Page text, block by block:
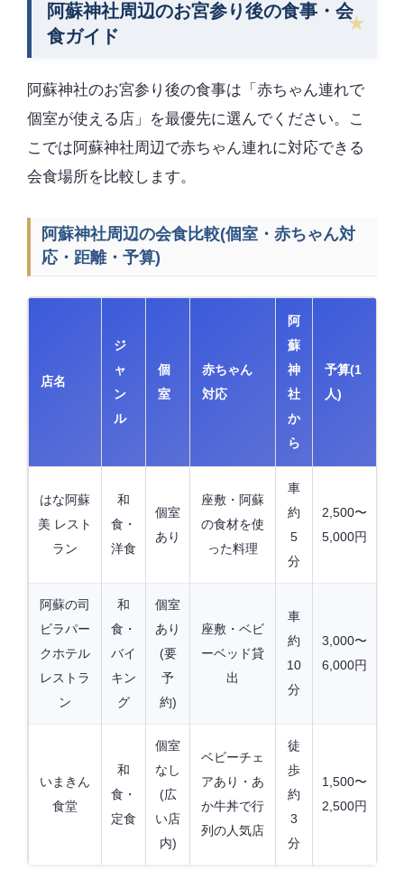
阿蘇神社周辺のお宮参り後の食事・会
食ガイド
阿蘇神社のお宮参り後の食事は「赤ちゃん連れで
個室が使える店」を最優先に選んでください。こ
こでは阿蘇神社周辺で赤ちゃん連れに対応できる
会食場所を比較します。
阿蘇神社周辺の会食比較(個室・赤ちゃん対
応・距離・予算)
店名
ジ
ャ
ン
ル
個
室
赤ちゃん
対応
阿
蘇
神
社
か
ら
予算(1
人)
はな阿蘇
美 レスト
ラン
和
食・
洋食
個室
あり
座敷・阿蘇
の食材を使
った料理
車
約
5
分
2,500〜
5,000円
阿蘇の司
ビラパー
クホテル
レストラ
ン
和
食・
バイ
キン
グ
個室
あり
(要
予
約)
座敷・ベビ
ーベッド貸
出
車
約
10
分
3,000〜
6,000円
いまきん
食堂
和
食・
定食
個室
なし
(広
い店
内)
ベビーチェ
アあり・あ
か牛丼で行
列の人気店
徒
歩
約
3
分
1,500〜
2,500円